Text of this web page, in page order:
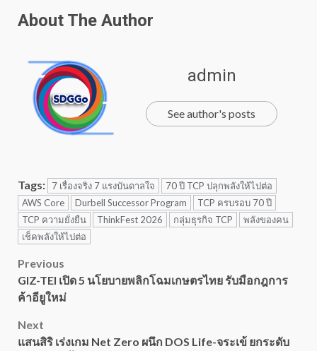
About The Author
admin
See author's posts
Tags: 7 เรื่องจริง 7 แรงบันดาลใจ
70 ปี TCP ปลุกพลังให้ไปต่อ
AWS Core
Durbell Successor Program
TCP ครบรอบ 70 ปี
TCP ความยั่งยืน
ThinkFest 2026 กลุ่มธุรกิจ TCP
พลังของคน
เช็คพลังให้ไปต่อ
Post
navigation
Previous
GIZ-TEI เปิด 5 นโยบายพลิกโฉมเกษตรไทย รับมือกฎการ
ค้าอียูใหม่
Next
แสนสิริ เร่งเกม Net Zero ผนึก DOS Life-จระเข้ ยกระดับ